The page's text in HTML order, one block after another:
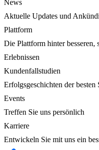
News
Aktuelle Updates und
Plattform
Die Plattform hinter besseren,
Erlebnissen
Kundenfallstudien
Erfolgsgeschichten der besten
Events
Treffen Sie uns persönlich
Karriere
Entwickeln Sie mit uns ein